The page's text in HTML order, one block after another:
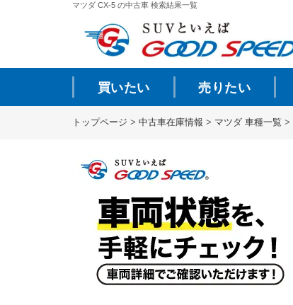
マツダ CX-5 の中古車 検索結果一覧
買いたい 売りたい
トップページ > 中古車在庫情報 > マツダ 車種一覧 >